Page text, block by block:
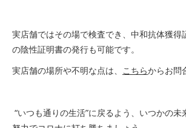
実店舗ではその場で検査でき、中和抗体獲得
の陰性証明書の発行も可能です。
実店舗の場所や不明な点は、 こちらからお問
“いつも通りの生活”に戻るよう、いつかの